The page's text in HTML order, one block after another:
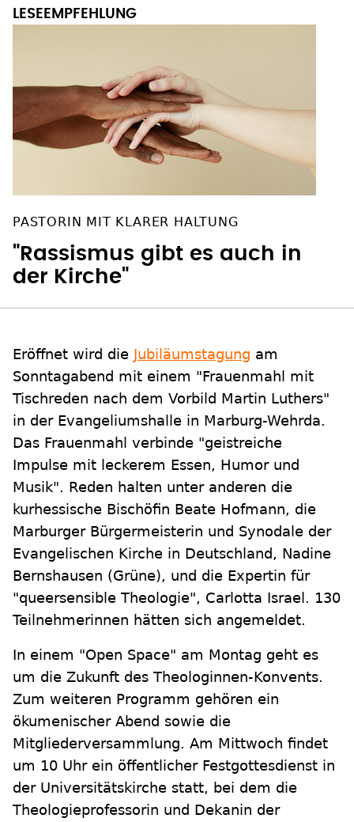
PASTORIN MIT KLARER HALTUNG
"Rassismus gibt es auch in
der Kirche"
Eröffnet wird die Jubiläumstagung am
Sonntagabend mit einem "Frauenmahl mit
Tischreden nach dem Vorbild Martin Luthers"
in der Evangeliumshalle in Marburg-Wehrda.
Das Frauenmahl verbinde "geistreiche
Impulse mit leckerem Essen, Humor und
Musik". Reden halten unter anderen die
kurhessische Bischöfin Beate Hofmann, die
Marburger Bürgermeisterin und Synodale der
Evangelischen Kirche in Deutschland, Nadine
Bernshausen (Grüne), und die Expertin für
"queersensible Theologie", Carlotta Israel. 130
Teilnehmerinnen hätten sich angemeldet.
In einem "Open Space" am Montag geht es
um die Zukunft des Theologinnen-Konvents.
Zum weiteren Programm gehören ein
ökumenischer Abend sowie die
Mitgliederversammlung. Am Mittwoch findet
um 10 Uhr ein öffentlicher Festgottesdienst in
der Universitätskirche statt, bei dem die
Theologieprofessorin und Dekanin der